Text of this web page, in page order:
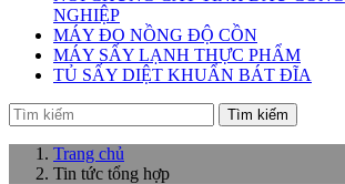
NGHIỆP
MÁY ĐO NỒNG ĐỘ CỒN
MÁY SẤY LẠNH THỰC PHẨM
TỦ SẤY DIỆT KHUẨN BÁT ĐĨA
Tìm kiếm
Trang chủ
Tin tức tổng hợp